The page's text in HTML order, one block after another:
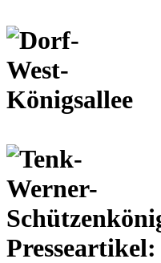
Presseartikel: